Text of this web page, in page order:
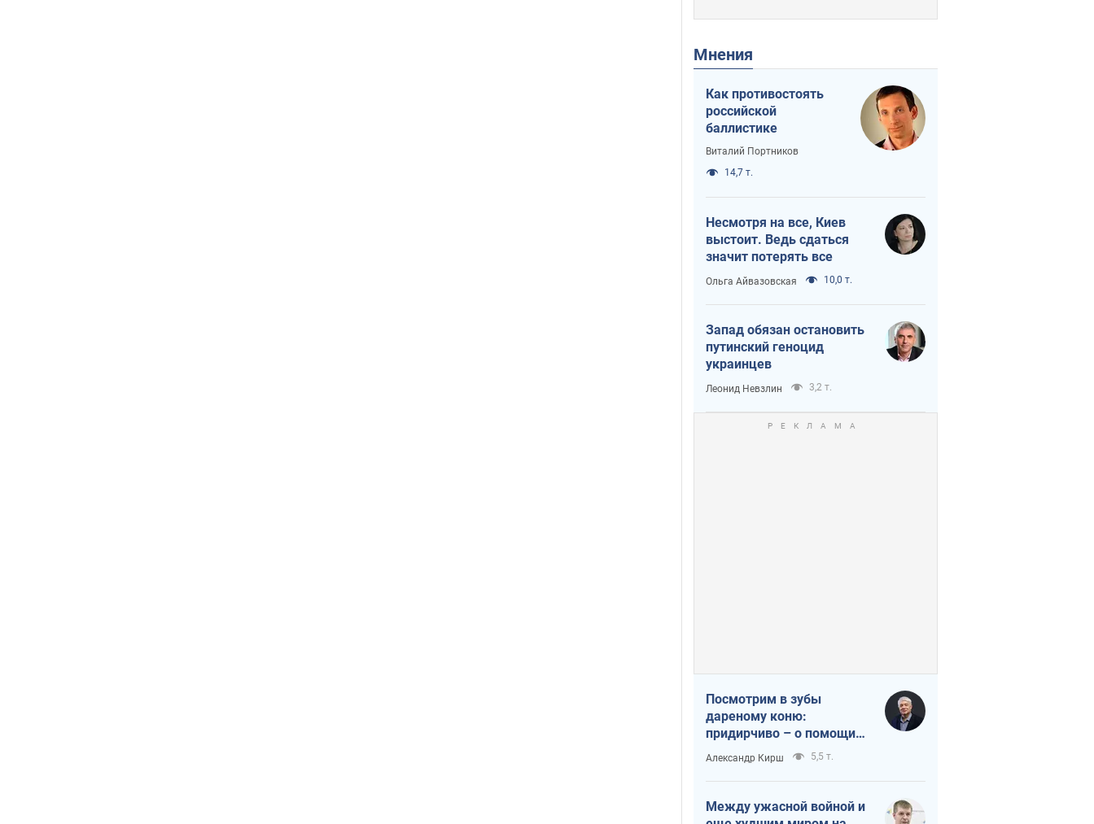
Мнения
Как противостоять
российской
баллистике
Виталий Портников
14,7 т.
Несмотря на все, Киев
выстоит. Ведь сдаться
значит потерять все
Ольга Айвазовская 10,0 т.
Запад обязан остановить
путинский геноцид
украинцев
Леонид Невзлин 3,2 т.
Посмотрим в зубы
дареному коню:
придирчиво – о помощи
Украине
Александр Кирш 5,5 т.
Между ужасной войной и